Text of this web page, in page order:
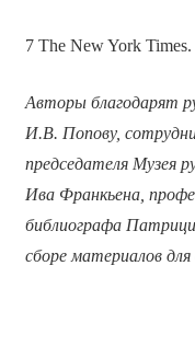
7 The New York
Авторы благодарят
И.В. Попову,
председателя Музея
Ива Франкьена,
библиографа
сборе материалов